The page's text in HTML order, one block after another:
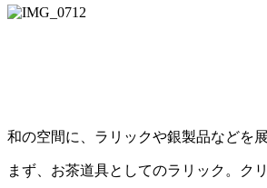
和の空間に、ラリックや銀製品などを
まず、お茶道具としてのラリック。ク